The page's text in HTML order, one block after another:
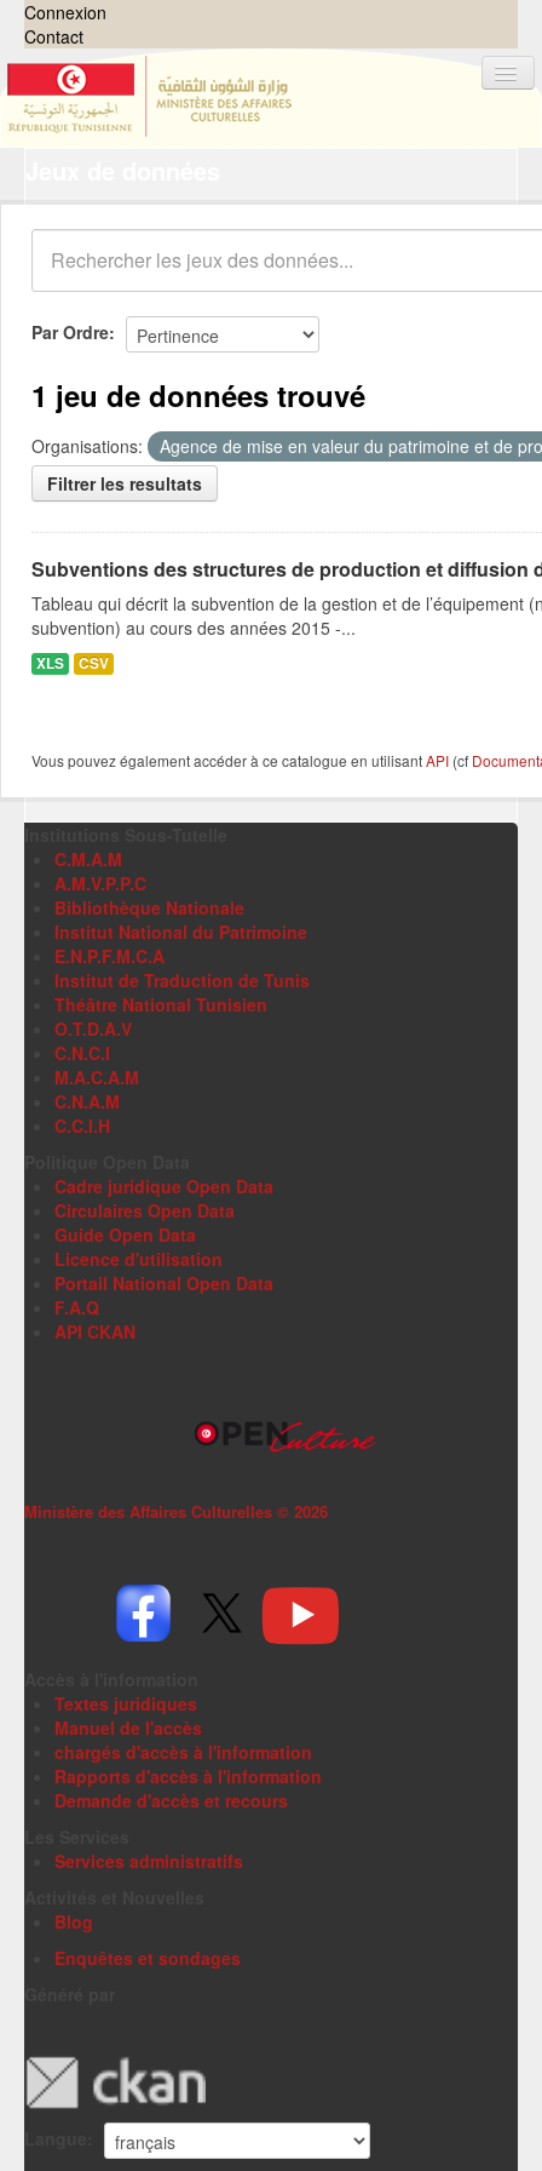
Connexion
Contact
Organisations
Groupes
Demandes 0
À propos
Par Ordre
1 jeu de données trouvé
Organisations:
Agence de mise en valeur du patrimoine et de
Filtrer les resultats
Subventions des structures de production et diffusion
Tableau qui décrit la subvention de la gestion et de
subvention) au cours des années 2015 -...
XLS CSV
Vous pouvez également accéder à ce catalogue en utilisantAPI (cf
C.M.A.M
A.M.V.P.P.C
Bibliothèque Nationale
Institut National du Patrimoine
E.N.P.F.M.C.A
Institut de Traduction de Tunis
Théâtre National Tunisien
O.T.D.A.V
C.N.C.I
M.A.C.A.M
C.N.A.M
C.C.I.H
Cadre juridique Open Data
Circulaires Open Data
Guide Open Data
Licence d'utilisation
Portail National Open Data
F.A.Q
API CKAN
Ministère des Affaires Culturelles © 2026
Textes juridiques
Manuel de l'accès
chargés d'accès à l'information
Rapports d'accès à l'information
Demande d'accès et recours
Services administratifs
Blog
Enquêtes et sondages